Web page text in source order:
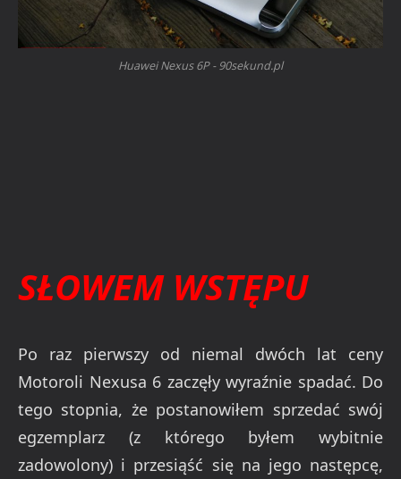
Huawei Nexus 6P - 90sekund.pl
SŁOWEM WSTĘPU
Po raz pierwszy od niemal dwóch lat ceny
Motoroli Nexusa 6 zaczęły wyraźnie spadać. Do
tego stopnia, że postanowiłem sprzedać swój
egzemplarz (z którego byłem wybitnie
zadowolony) i przesiąść się na jego następcę,